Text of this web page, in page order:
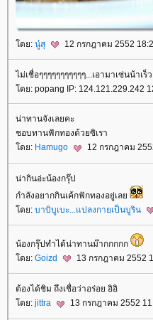
โดย: นู๋สุ 12 กรกฎาคม 2552
ไม่เชื่อๆๆๆๆๆๆๆๆๆๆๆ...เอามาเซ่นน้าเร็ว
โดย: popang IP: 124.121.229.242
น่าทานจังเลยคะ
ชอบทานฟักทองด้วยซิเรา
โดย: Hamugo 12 กรกฎาคม
น่ากินอ่ะน้องกรุ๊ป
กำลังอยากกินเค้กฟักทองอยู่เลย
โดย: บาบิบูเบะ...แปลงกายเป็นบูริน
น้องกรุ๊ปทำได้น่าทานม๊ากกกกก
โดย: Goizd 13 กรกฎาคม 2552
ต้องได้ชิม ถึงเชื่อว่าอร่อย อิอิ
โดย: jittra 13 กรกฎาคม 2552